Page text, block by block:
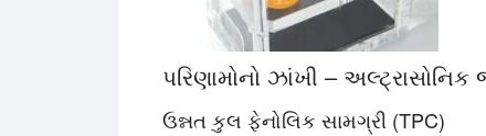
પરિણામોનો ઝાંખી –
ઉન્નત કુલ ફેનોલિક સામગ્રી (TPC)